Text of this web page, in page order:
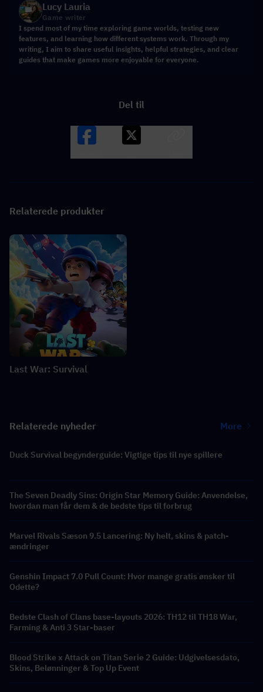
Lucy Lauria
Game writer
I spend most of my time exploring game worlds, testing new
features, and learning how different systems work. Through my
writing, I aim to share useful insights, helpful strategies, and clear
guides that make games more enjoyable for everyone.
Del til
Relaterede produkter
Last War: Survival
Relaterede nyheder More
Duck Survival begynderguide: Vigtige tips til nye spillere
The Seven Deadly Sins: Origin Star Memory Guide: Anvendelse,
hvordan man får dem & de bedste tips til forbrug
Marvel Rivals Sæson 9.5 Lancering: Ny helt, skins & patch-
ændringer
Genshin Impact 7.0 Pull Count: Hvor mange gratis ønsker til
Odette?
Bedste Clash of Clans base-layouts 2026: TH12 til TH18 War,
Farming & Anti 3 Star-baser
Blood Strike x Attack on Titan Serie 2 Guide: Udgivelsesdato,
Skins, Belønninger & Top Up Event